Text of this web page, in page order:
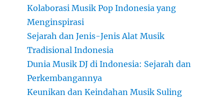
Kolaborasi Musik Pop Indonesia yang
Menginspirasi
Sejarah dan Jenis-Jenis Alat Musik
Tradisional Indonesia
Dunia Musik DJ di Indonesia: Sejarah dan
Perkembangannya
Keunikan dan Keindahan Musik Suling